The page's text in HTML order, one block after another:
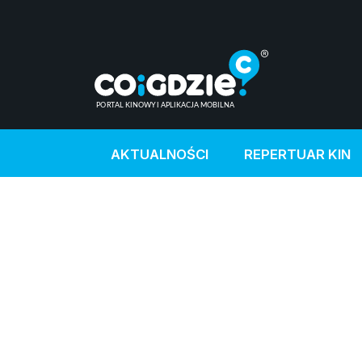
AKTUALNOŚCI REPERTUAR KIN